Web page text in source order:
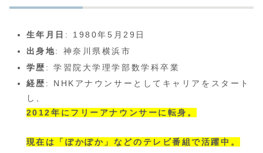
生年月日 : 1980年5月29日
出身地: 神奈川県横浜市
学歴 : 学習院大学理学部数学科卒業
経歴 : NHKアナウンサーとしてキャリアをスタート
し、
2012年にフリーアナウンサーに転身。
現在は「ぽかぽか」などのテレビ番組で活躍中。